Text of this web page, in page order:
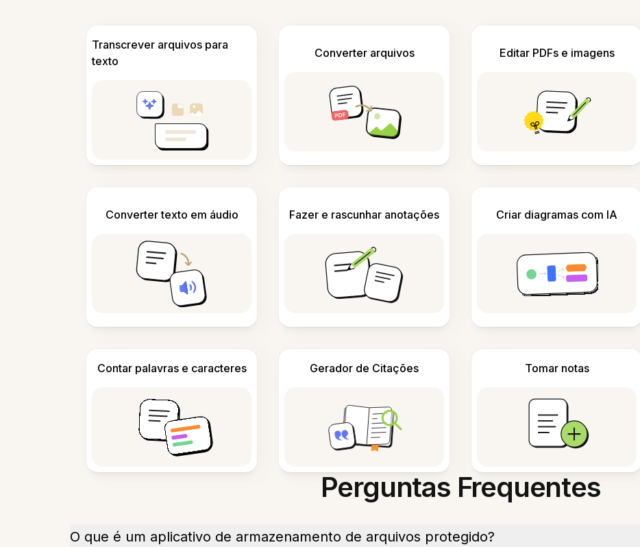
Transcrever arquivos para
texto
Converter arquivos Editar PDFs e imagens
Converter texto em áudio Fazer e rascunhar anotações Criar diagramas com IA
Contar palavras e caracteres Gerador de Citações Tomar notas
Perguntas Frequentes
O que é um aplicativo de armazenamento de arquivos protegido?